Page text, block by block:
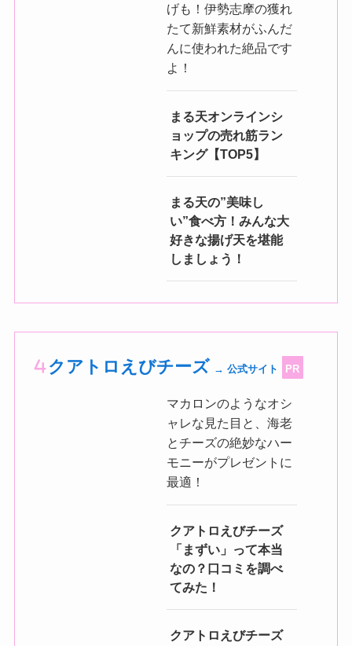
げも！伊勢志摩の獲れ
たて新鮮素材がふんだ
んに使われた絶品です
よ！
まる天オンラインシ
ョップの売れ筋ラン
キング【TOP5】
まる天の”美味し
い”食べ方！みんな大
好きな揚げ天を堪能
しましょう！
クアトロえびチーズ → 公式サイト PR
マカロンのようなオシ
ャレな見た目と、海老
とチーズの絶妙なハー
モニーがプレゼントに
最適！
クアトロえびチーズ
「まずい」って本当
なの？口コミを調べ
てみた！
クアトロえびチーズ